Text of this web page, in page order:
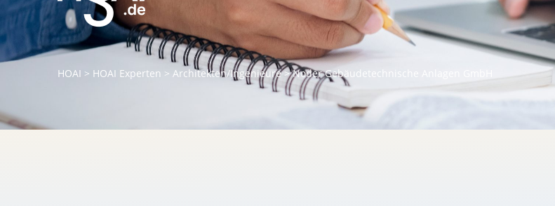
HOAI > HOAI Experten > Architekten/Ingenieure>Noder Gebäudetechnische Anlagen GmbH